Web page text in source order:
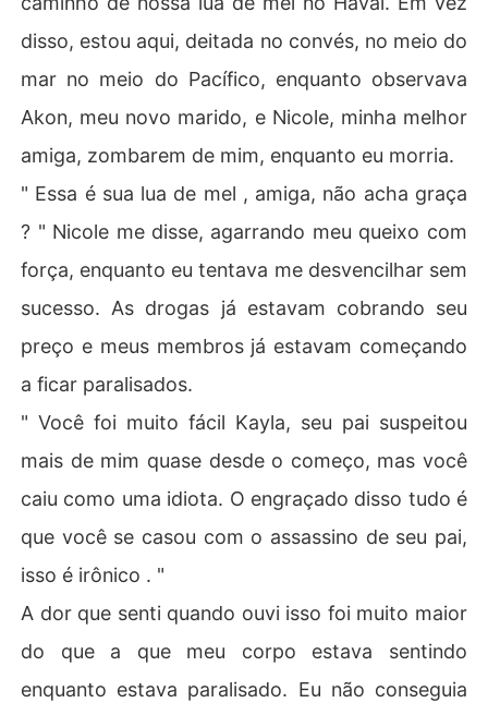
e da empresa que seu marido lhe roubara, e não era out
ro senão o atraente e impressionante empresário grego
Constantine Nikolau, apelidado por seus rivais de Dem
ônio, um ser frio e inatingível, que está atrás de todos o
s protótipos que Kayla projetou. Ele decide ajudá-lo, pa
ra isso propõe se casar com ela, pois graças ao que se f
ala nas festas e reuniões, ele descobre que o Demônio
deve se casar em três meses ou perderá parte de sua
herança, em favor de seu primo casado, eles acabam s
e ajudando nesse casamento, sem que ele saiba. Usand
o tudo o que ela sabe sobre o passado de seu ex, sua in
teligência e o poder de seu novo marido. Ele pretende s
e vingar. Mas eles não contavam com o fato de haver u
ma atração enlouquecedora entre eles e um medo enor
me de sofrer novamente.
Aonde a vingança o levará?
Eles serão capazes de controlar a paixão que os cega e
os empurra para os braços um do outro?
disso, estou aqui, deitada no convés, no meio do
mar no meio do Pacífico, enquanto observava
Akon, meu novo marido, e Nicole, minha melhor
amiga, zombarem de mim, enquanto eu morria.
" Essa é sua lua de mel , amiga, não acha graça
? " Nicole me disse, agarrando meu queixo com
força, enquanto eu tentava me desvencilhar sem
sucesso. As drogas já estavam cobrando seu
preço e meus membros já estavam começando
a ficar paralisados.
" Você foi muito fácil Kayla, seu pai suspeitou
mais de mim quase desde o começo, mas você
caiu como uma idiota. O engraçado disso tudo é
que você se casou com o assassino de seu pai,
isso é irônico . "
A dor que senti quando ouvi isso foi muito maior
do que a que meu corpo estava sentindo
enquanto estava paralisado. Eu não conseguia